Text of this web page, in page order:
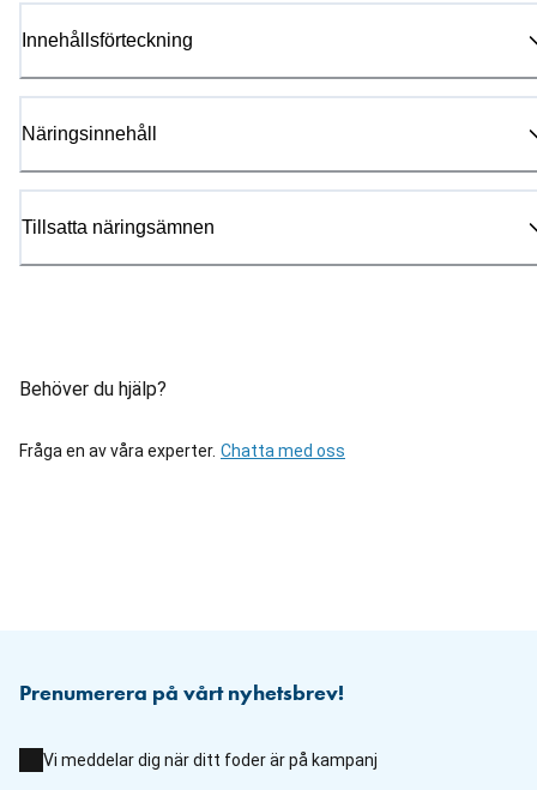
Innehållsförteckning
Näringsinnehåll
Tillsatta näringsämnen
Behöver du hjälp?
Fråga en av våra experter. Chatta med oss
Prenumerera på vårt nyhetsbrev!
Vi meddelar dig när ditt foder är på kampanj